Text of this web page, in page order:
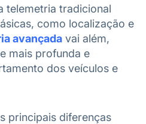
telemetria tradicional
como localização e
avançada vai além,
mais profunda e
dos veículos e
principais diferenças